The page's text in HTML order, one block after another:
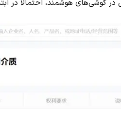
در گوشی‌های هوشمند، احتمالا در